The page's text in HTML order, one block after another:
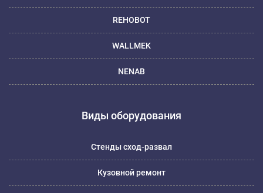
REHOBOT
WALLMEK
NENAB
Виды оборудования
Стенды сход-развал
Кузовной ремонт